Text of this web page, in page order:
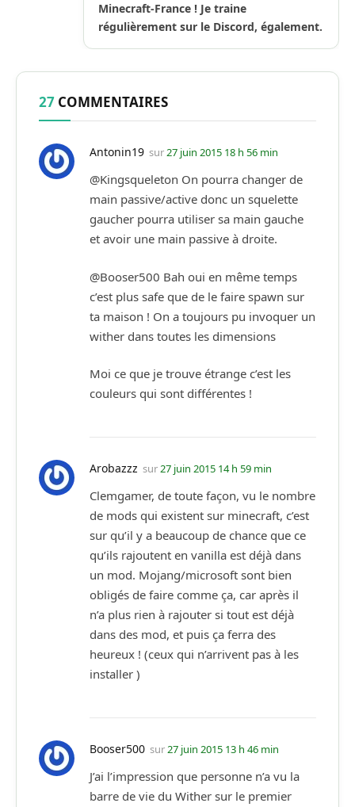
Minecraft-France ! Je traine
régulièrement sur le Discord, également.
27 COMMENTAIRES
Antonin19 sur27 juin 2015 18 h 56 min
@Kingsqueleton On pourra changer de
main passive/active donc un squelette
gaucher pourra utiliser sa main gauche
et avoir une main passive à droite.
@Booser500 Bah oui en même temps
c’est plus safe que de le faire spawn sur
ta maison ! On a toujours pu invoquer un
wither dans toutes les dimensions
Moi ce que je trouve étrange c’est les
couleurs qui sont différentes !
Arobazzz sur27 juin 2015 14 h 59 min
Clemgamer, de toute façon, vu le nombre
de mods qui existent sur minecraft, c’est
sur qu’il y a beaucoup de chance que ce
qu’ils rajoutent en vanilla est déjà dans
un mod. Mojang/microsoft sont bien
obligés de faire comme ça, car après il
n’a plus rien à rajouter si tout est déjà
dans des mod, et puis ça ferra des
heureux ! (ceux qui n’arrivent pas à les
installer )
Booser500 sur27 juin 2015 13 h 46 min
J’ai l’impression que personne n’a vu la
barre de vie du Wither sur le premier